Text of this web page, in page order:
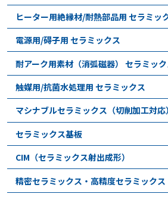
ヒーター用絶縁材/耐熱部品用 セラミッ
電源用/碍子用 セラミックス
耐アーク用素材（消弧磁器） セラミッ
触媒用/抗菌水処理用 セラミックス
マシナブルセラミックス（切削加工対応）
セラミックス基板
CIM（セラミックス射出成形）
精密セラミックス・高精度セラミックス